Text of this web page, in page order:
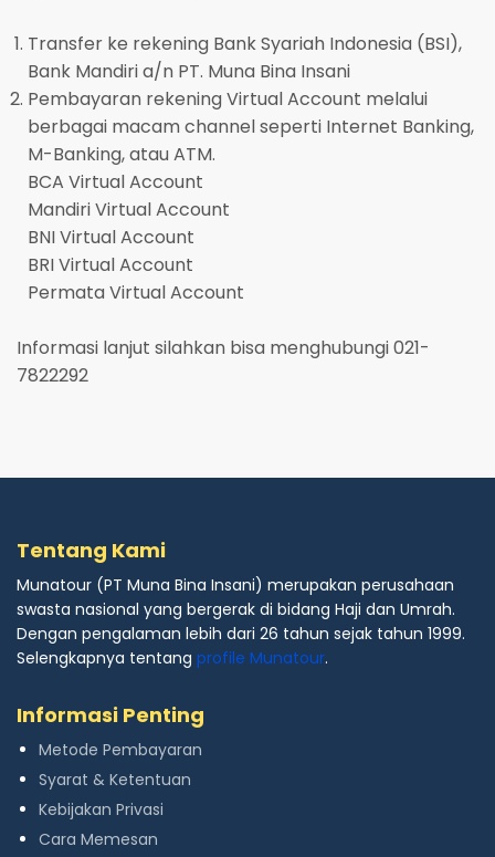
Transfer ke rekening Bank Syariah Indonesia (BSI),
Bank Mandiri a/n PT. Muna Bina Insani
Pembayaran rekening Virtual Account melalui
berbagai macam channel seperti Internet Banking,
M-Banking, atau ATM.
BCA Virtual Account
Mandiri Virtual Account
BNI Virtual Account
BRI Virtual Account
Permata Virtual Account
Informasi lanjut silahkan bisa menghubungi 021-
7822292
Tentang Kami
Munatour (PT Muna Bina Insani) merupakan perusahaan
swasta nasional yang bergerak di bidang Haji dan Umrah.
Dengan pengalaman lebih dari 26 tahun sejak tahun 1999.
Selengkapnya tentang profile Munatour.
Informasi Penting
Metode Pembayaran
Syarat & Ketentuan
Kebijakan Privasi
Cara Memesan